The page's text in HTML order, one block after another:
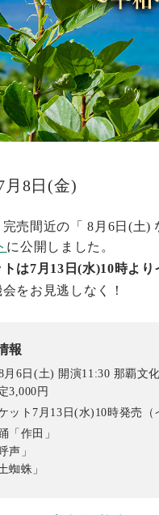
月8日(金)
売間近の「 8月6日(土
に公開しました。
は7月13日(水)10時よ
をお見逃しなく！
報
月6日(土) 開演11:30 那覇文
3,000円
ット7月13日(水)10時発売（
「作田」
声」
蜘蛛」